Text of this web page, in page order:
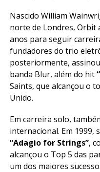
Nascido William
norte de Londres, Orbit
anos para seguir
fundadores do trio
posteriormente,
banda Blur, além do hit
Saints, que alcançou o
Unido.
Em carreira solo,
internacional. Em 1999,
“Adagio for Strings”,
alcançou o Top 5 das
um dos maiores